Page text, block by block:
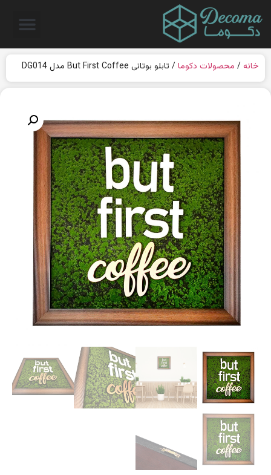
خانه / محصولات دکوما/ تابلو بوتانی But First Coffee مدل DG014